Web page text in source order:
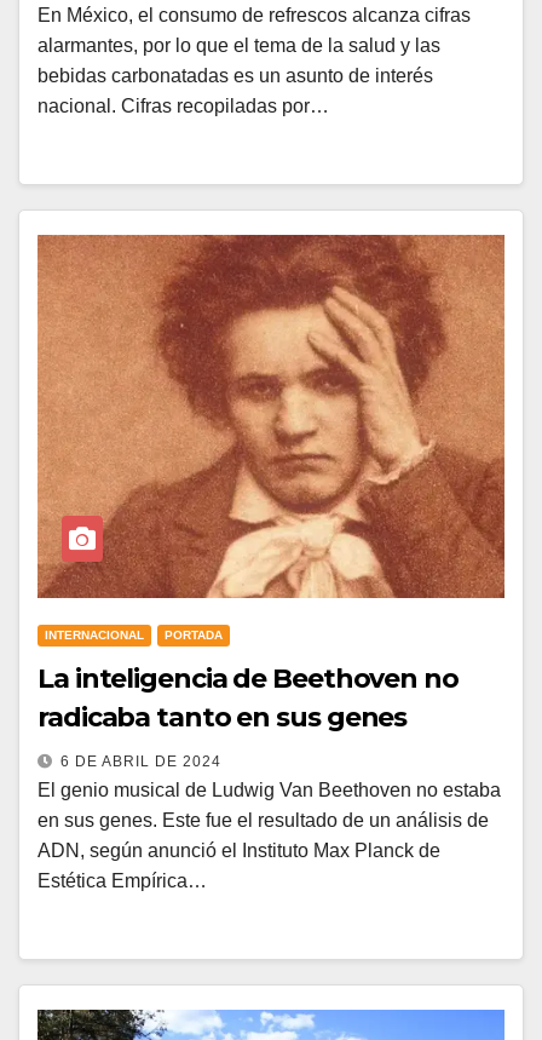
En México, el consumo de refrescos alcanza cifras
alarmantes, por lo que el tema de la salud y las
bebidas carbonatadas es un asunto de interés
nacional. Cifras recopiladas por…
INTERNACIONAL PORTADA
La inteligencia de Beethoven no
radicaba tanto en sus genes
6 DE ABRIL DE 2024
El genio musical de Ludwig Van Beethoven no estaba
en sus genes. Este fue el resultado de un análisis de
ADN, según anunció el Instituto Max Planck de
Estética Empírica…